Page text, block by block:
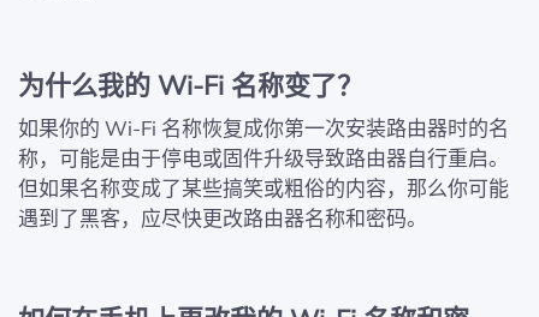
为什么我的 Wi‑Fi 名称变了？
如果你的 Wi‑Fi 名称恢复成你第一次安装路由器时的名
称，可能是由于停电或固件升级导致路由器自行重启。
但如果名称变成了某些搞笑或粗俗的内容，那么你可能
遇到了黑客，应尽快更改路由器名称和密码。